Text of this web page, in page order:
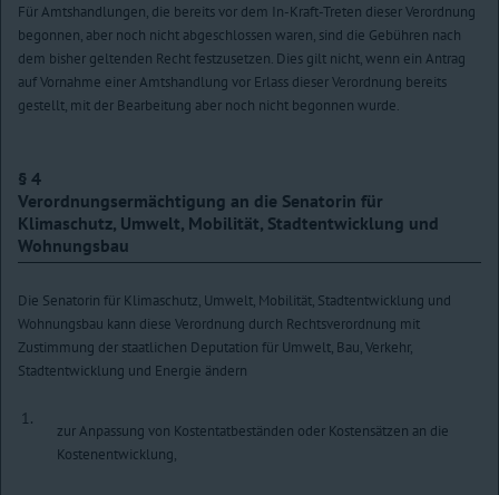
Für Amtshandlungen, die bereits vor dem In-Kraft-Treten dieser Verordnung
begonnen, aber noch nicht abgeschlossen waren, sind die Gebühren nach
dem bisher geltenden Recht festzusetzen. Dies gilt nicht, wenn ein Antrag
auf Vornahme einer Amtshandlung vor Erlass dieser Verordnung bereits
gestellt, mit der Bearbeitung aber noch nicht begonnen wurde.
§ 4
Verordnungsermächtigung an die Senatorin für
Klimaschutz, Umwelt, Mobilität, Stadtentwicklung und
Wohnungsbau
Die Senatorin für Klimaschutz, Umwelt, Mobilität, Stadtentwicklung und
Wohnungsbau kann diese Verordnung durch Rechtsverordnung mit
Zustimmung der staatlichen Deputation für Umwelt, Bau, Verkehr,
Stadtentwicklung und Energie ändern
1.
zur Anpassung von Kostentatbeständen oder Kostensätzen an die
Kostenentwicklung,